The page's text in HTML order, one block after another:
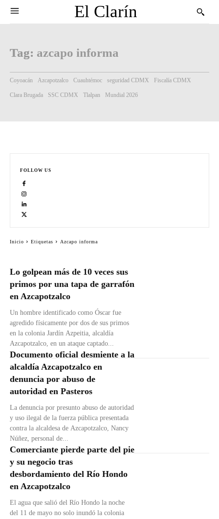
El Clarín
Tag: azcapo informa
Coyoacán Azcapotzalco Cuauhtémoc seguridad CDMX Fiscalía CDMX
Clara Brugada SSC CDMX Tlalpan Mundial 2026
Lo golpean más de 10 veces sus
primos por una tapa de garrafón
en Azcapotzalco
Un hombre identificado como Óscar fue
agredido físicamente por dos de sus primos
en la colonia Jardín Azpeitia, alcaldía
Azcapotzalco, en un ataque captado...
Documento oficial desmiente a la
alcaldía Azcapotzalco en
denuncia por abuso de
autoridad en Pasteros
La denuncia por presunto abuso de autoridad
y uso ilegal de la fuerza pública presentada
contra la alcaldesa de Azcapotzalco, Nancy
Núñez, personal de...
Comerciante pierde parte del pie
y su negocio tras
desbordamiento del Río Hondo
en Azcapotzalco
El agua que salió del Río Hondo la noche
del 11 de mayo no solo inundó la colonia
FOLLOW US
Inicio Etiquetas Azcapo informa